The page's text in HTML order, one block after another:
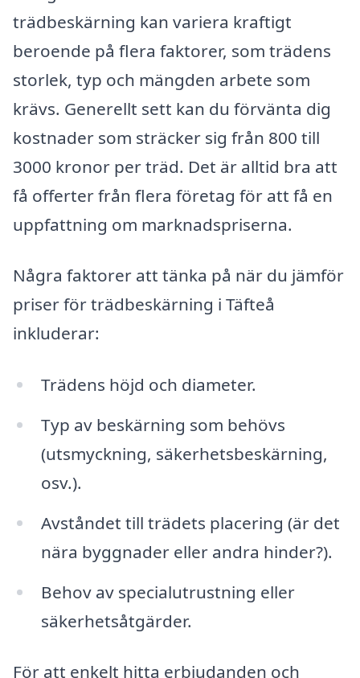
trädbeskärning kan variera kraftigt
beroende på flera faktorer, som trädens
storlek, typ och mängden arbete som
krävs. Generellt sett kan du förvänta dig
kostnader som sträcker sig från 800 till
3000 kronor per träd. Det är alltid bra att
få offerter från flera företag för att få en
uppfattning om marknadspriserna.
Några faktorer att tänka på när du jämför
priser för trädbeskärning i Täfteå
inkluderar:
Trädens höjd och diameter.
Typ av beskärning som behövs
(utsmyckning, säkerhetsbeskärning,
osv.).
Avståndet till trädets placering (är det
nära byggnader eller andra hinder?).
Behov av specialutrustning eller
säkerhetsåtgärder.
För att enkelt hitta erbjudanden och